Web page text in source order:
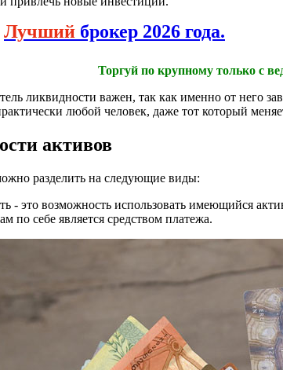
Лучший брокер 2026 года.
Торгуй по крупному только с
ликвидности важен, так как именно от него
любой человек, даже тот который
активов
разделить на следующие виды:
- это возможность использовать имеющийся
по себе является средством платежа.